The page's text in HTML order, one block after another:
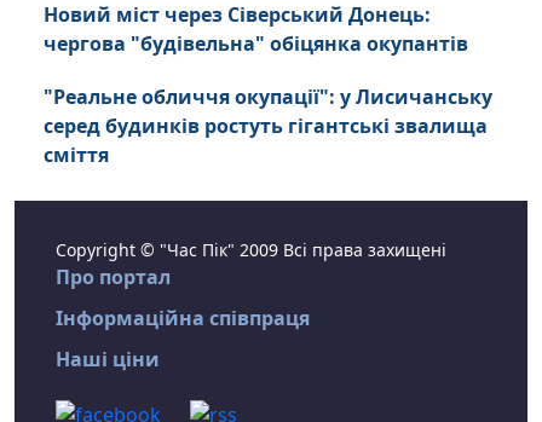
Новий міст через Сіверський Донець:
чергова "будівельна" обіцянка окупантів
"Реальне обличчя окупації": у Лисичанську
серед будинків ростуть гігантські звалища
сміття
Copyright © "Час Пік" 2009 Всі права захищені
Про портал
Інформаційна співпраця
Наші ціни